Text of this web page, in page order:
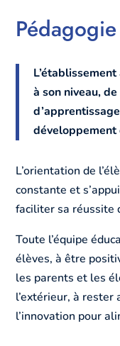
à son niveau,
développement
L’orientation de
constante et
faciliter sa réussite
Toute l’équipe
élèves, à être
les parents et les
l’extérieur, à
l’innovation pour